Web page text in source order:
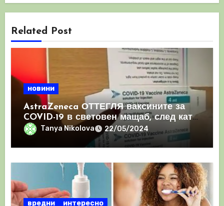
Related Post
новини
AstraZeneca ОТТЕГЛЯ ваксините за
COVID-19 в световен мащаб, след като
призна, че те причиняват КРЪВНИ
съсиреци
Tanya Nikolova 22/05/2024
вредни интересно